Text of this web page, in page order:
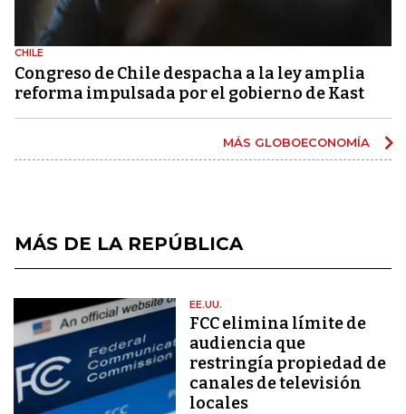
CHILE
Congreso de Chile despacha a la ley amplia
reforma impulsada por el gobierno de Kast
MÁS GLOBOECONOMÍA
MÁS DE LA REPÚBLICA
EE.UU.
FCC elimina límite de
audiencia que
restringía propiedad de
canales de televisión
locales